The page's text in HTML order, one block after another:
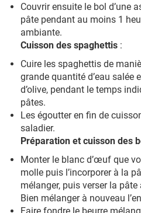
Couvrir ensuite le bol d’une
pâte pendant au moins 1
ambiante.
Cuisson des spaghettis :
Cuire les spaghettis de
grande quantité d’eau salée
d’olive, pendant le temps
pâtes.
Les égoutter en fin de
saladier.
Préparation et cuisson des
Monter le blanc d’œuf que
molle puis l’incorporer à la
mélanger, puis verser la
Bien mélanger à nouveau